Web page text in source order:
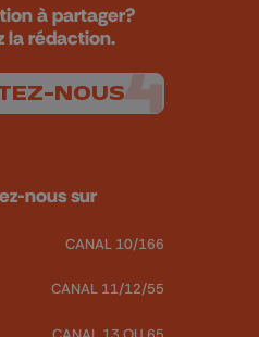
à partager?
la rédaction.
NOUS
nous sur
CANAL 10/166
CANAL 11/12/55